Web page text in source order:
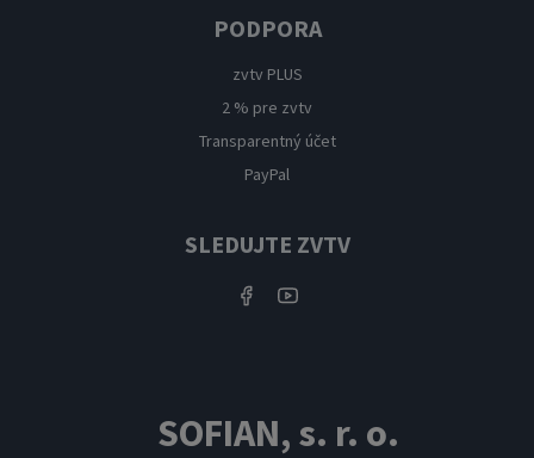
PODPORA
zvtv PLUS
2 % pre zvtv
Transparentný účet
PayPal
SLEDUJTE ZVTV
SOFIAN, s. r. o.